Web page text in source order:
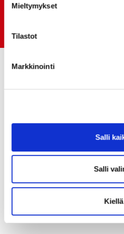
Mieltymykset
Tilastot
Markkinointi
Salli
Salli
Kiellä